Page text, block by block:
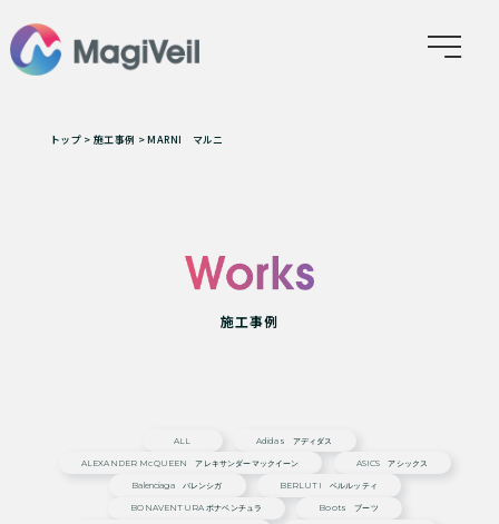
トップ> 施工事例 >MARNI マルニ
施工事例
ALL Adidas アディダス
ALEXANDER McQUEEN アレキサンダーマックイーン ASICS アシックス
Balenciaga バレンシガ BERLUTI ベルルッティ
BONAVENTURA ボナベンチュラ Boots ブーツ